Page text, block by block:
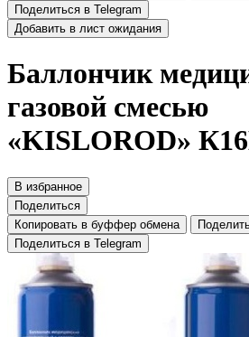
Поделиться в Telegram
Добавить в лист ожидания
Баллончик
газовой смесью
«KISLOROD»
В избранное
Поделиться
Копировать в буффер обмена
Поделиться в Telegram